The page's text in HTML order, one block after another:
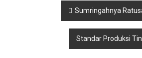
Navigasi
pos
Sumringahnya
Standar Produksi